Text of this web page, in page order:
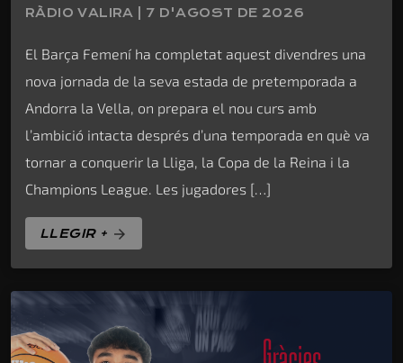
RÀDIO VALIRA | 7 D'AGOST DE 2026
El Barça Femení ha completat aquest divendres una
nova jornada de la seva estada de pretemporada a
Andorra la Vella, on prepara el nou curs amb
l’ambició intacta després d’una temporada en què va
tornar a conquerir la Lliga, la Copa de la Reina i la
Champions League. Les jugadores […]
LLEGIR + arrow_forward